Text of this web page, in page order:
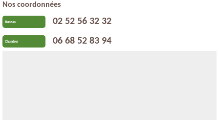
Nos coordonnées
Bureau 02 52 56 32 32
Chantier 06 68 52 83 94